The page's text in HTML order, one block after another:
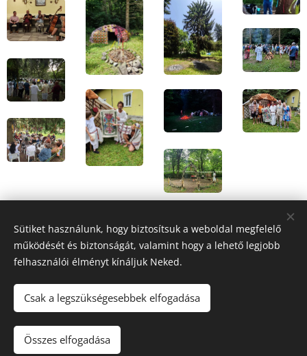
© Fehér Ló Tábor 2025. -feherlotabor@gmail.com
jog fenntartva
Az oldalt a Teremtő működteti
Sütiket használunk, hogy biztosítsuk a weboldal megfelelő
működését és biztonságát, valamint hogy a lehető legjobb
felhasználói élményt kínáljuk Neked.
Csak a legszükségesebbek elfogadása
Összes elfogadása